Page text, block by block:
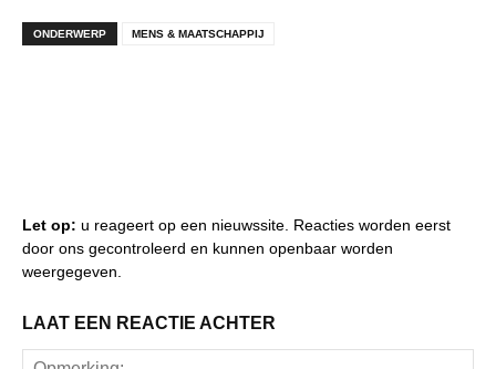
ONDERWERP MENS & MAATSCHAPPIJ
Let op: u reageert op een nieuwssite. Reacties worden eerst
door ons gecontroleerd en kunnen openbaar worden
weergegeven.
LAAT EEN REACTIE ACHTER